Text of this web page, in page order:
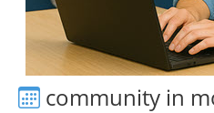
community in